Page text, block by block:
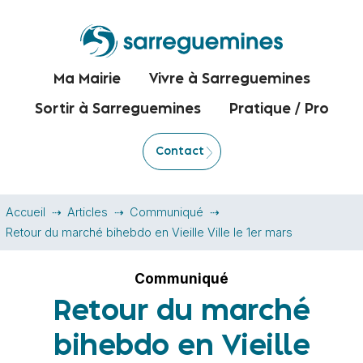
Ma Mairie Vivre à Sarreguemines
Sortir à Sarreguemines Pratique / Pro
Contact
Accueil Articles
Communiqué
Retour du marché bihebdo en Vieille Ville le 1er mars
Communiqué
Retour du marché
bihebdo en Vieille